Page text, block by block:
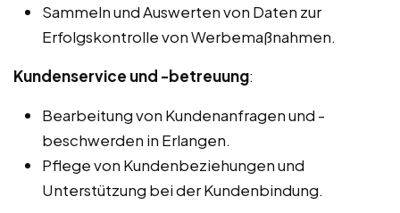
Sammeln und Auswerten von Daten zur
Erfolgskontrolle von Werbemaßnahmen.
Kundenservice und -betreuung:
Bearbeitung von Kundenanfragen und -
beschwerden in Erlangen.
Pflege von Kundenbeziehungen und
Unterstützung bei der Kundenbindung.